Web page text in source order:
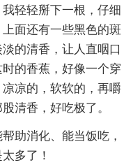
轻轻掰下一根，仔细
面还有一些黑色的斑
的清香，让人直咽口
的香蕉，好像一个穿
凉的，软软的，再嚼
清香，好吃极了。
助消化、能当饭吃，
多了！